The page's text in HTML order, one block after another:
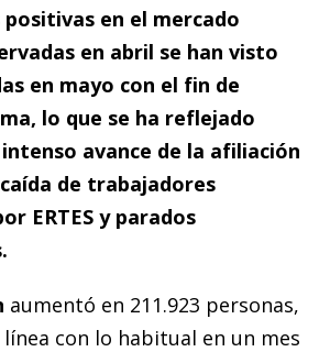
positivas en el mercado
en abril se han visto
en mayo con el fin de
lo que se ha reflejado
avance de la afiliación
de trabajadores
ERTES y parados
aumentó en 211.923 personas,
con lo habitual en un mes